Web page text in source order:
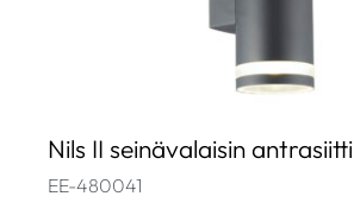
Nils II seinävalaisin antrasiitti
EE-480041